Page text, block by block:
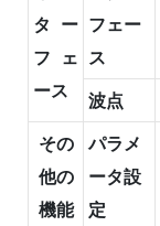
ター
フェ
ース
フェー
ス
波点
その
他の
機能
パラメ
ータ設
定